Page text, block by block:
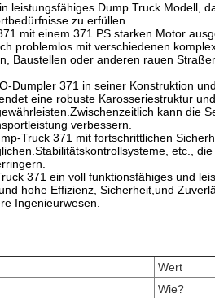
leistungsfähiges Dump Truck Modell,
zu erfüllen.
mit einem 371 PS starken Motor
problemlos mit verschiedenen
Baustellen oder anderen rauen
Dumpler 371 in seiner Konstruktion
eine robuste Karosseriestruktur
kann die
verbessern.
Truck 371 mit fortschrittlichen
etc.,
371 ein voll funktionsfähiges und
hohe Effizienz, Sicherheit,und
Ingenieurwesen.
Wert
Wie?